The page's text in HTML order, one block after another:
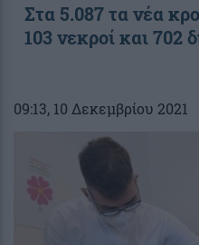
Στα 5.087 τα νέα
103 νεκροί και 702
09:13, 10 Δεκεμβρίου 2021